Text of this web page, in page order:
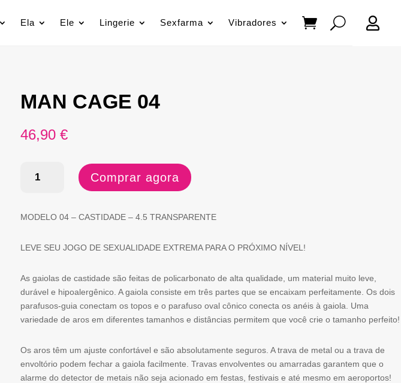
Ela Ele Lingerie Sexfarma Vibradores 
MAN CAGE 04
46,90 €
04
Comprar agora
MODELO 04 – CASTIDADE – 4.5 TRANSPARENTE
LEVE SEU JOGO DE SEXUALIDADE EXTREMA PARA O PRÓXIMO NÍVEL!
As gaiolas de castidade são feitas de policarbonato de alta qualidade, um material muito leve,
durável e hipoalergênico. A gaiola consiste em três partes que se encaixam perfeitamente. Os dois
parafusos-guia conectam os topos e o parafuso oval cônico conecta os anéis à gaiola. Uma
variedade de aros em diferentes tamanhos e distâncias permitem que você crie o tamanho perfeito!
Os aros têm um ajuste confortável e são absolutamente seguros. A trava de metal ou a trava de
envoltório podem fechar a gaiola facilmente. Travas envolventes ou amarradas garantem que o
alarme do detector de metais não seja acionado em festas, festivais e até mesmo em aeroportos!